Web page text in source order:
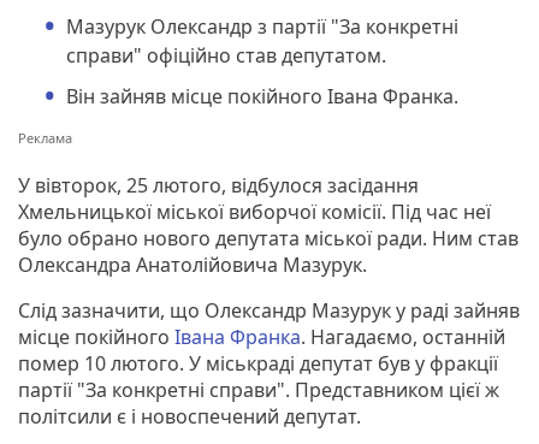
Мазурук Олександр з партії "За конкретні
справи" офіційно став депутатом.
Він зайняв місце покійного Івана Франка.
У вівторок, 25 лютого, відбулося засідання
Хмельницької міської виборчої комісії. Під час неї
було обрано нового депутата міської ради. Ним став
Олександра Анатолійовича Мазурук.
Слід зазначити, що Олександр Мазурук у раді зайняв
місце покійного Івана Франка. Нагадаємо, останній
помер 10 лютого. У міськраді депутат був у фракції
партії "За конкретні справи". Представником цієї ж
політсили є і новоспечений депутат.